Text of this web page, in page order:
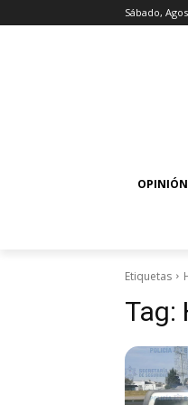
Sábado,
OPINIÓN
Etiquetas
Tag: